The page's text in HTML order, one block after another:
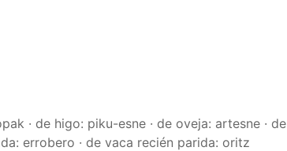
· de higo: piku-esne · de oveja: artesne · de
errobero · de vaca recién parida: oritz